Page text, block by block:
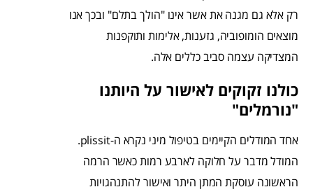
רק אלא גם מגנה את אשר אינו "הולך בתלם" ובכך אנו
מוצאים הומופוביה, גזענות, אלימות ותוקפנות
המצדיקה עצמה סביב כללים אלה.
כולנו זקוקים לאישור על היותנו
"נורמלים"
אחד המודלים הקיימים בטיפול מיני נקרא ה-plissit.
המודל מדבר על חלוקה לארבע רמות כאשר הרמה
הראשונה עוסקת המתן היתר ואישור להתנהגויות